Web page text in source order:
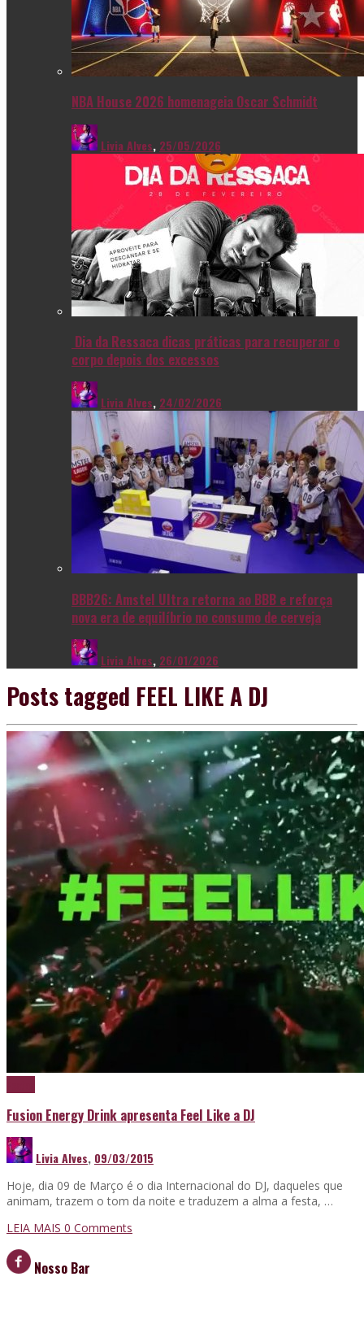
NBA House 2026 homenageia Oscar Schmidt
Livia Alves, 25/05/2026
Dia da Ressaca dicas práticas para recuperar o
corpo depois dos excessos
Livia Alves, 24/02/2026
BBB26: Amstel Ultra retorna ao BBB e reforça
nova era de equilíbrio no consumo de cerveja
Livia Alves, 26/01/2026
Posts tagged FEEL LIKE A DJ
Fusion Energy Drink apresenta Feel Like a DJ
Livia Alves, 09/03/2015
Hoje, dia 09 de Março é o dia Internacional do DJ, daqueles que
animam, trazem o tom da noite e traduzem a alma a festa, …
LEIA MAIS 0 Comments
Nosso Bar